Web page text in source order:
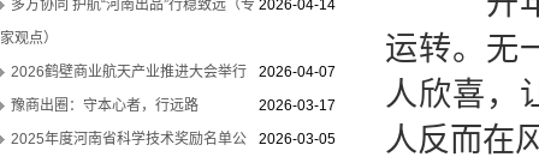
2026-04-14
多方协同 护航“河南出品”行稳致远（专
家观点）
2026-04-07
2026鹤壁商业航天产业推进大会举行
2026-03-17
豫商出圈：守本心者，行远路
2026-03-05
2025年度河南省科学技术奖励名单公
运转。无
人欣喜，
人反而在